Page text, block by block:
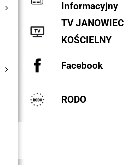
Informacyjny
TV JANOWIEC
KOŚCIELNY
Facebook
RODO